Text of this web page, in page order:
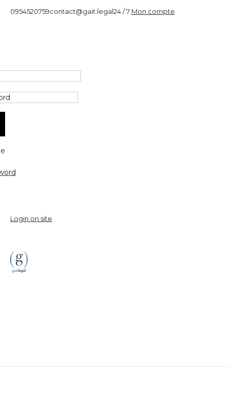
0954520759contact@gait.legal24 / 7 Mon compte
Login on site